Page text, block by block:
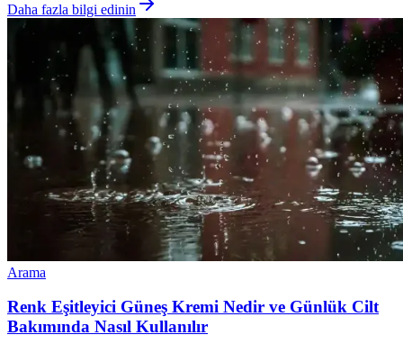
Daha fazla bilgi edinin
Arama
Renk Eşitleyici Güneş Kremi Nedir ve Günlük Cilt
Bakımında Nasıl Kullanılır